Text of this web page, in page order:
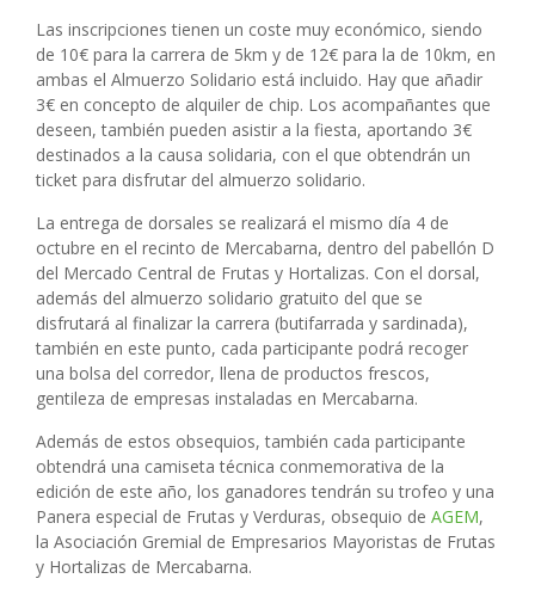
Las inscripciones tienen un coste muy económico, siendo
de 10€ para la carrera de 5km y de 12€ para la de 10km, en
ambas el Almuerzo Solidario está incluido. Hay que añadir
3€ en concepto de alquiler de chip. Los acompañantes que
deseen, también pueden asistir a la fiesta, aportando 3€
destinados a la causa solidaria, con el que obtendrán un
ticket para disfrutar del almuerzo solidario.
La entrega de dorsales se realizará el mismo día 4 de
octubre en el recinto de Mercabarna, dentro del pabellón D
del Mercado Central de Frutas y Hortalizas. Con el dorsal,
además del almuerzo solidario gratuito del que se
disfrutará al finalizar la carrera (butifarrada y sardinada),
también en este punto, cada participante podrá recoger
una bolsa del corredor, llena de productos frescos,
gentileza de empresas instaladas en Mercabarna.
Además de estos obsequios, también cada participante
obtendrá una camiseta técnica conmemorativa de la
edición de este año, los ganadores tendrán su trofeo y una
Panera especial de Frutas y Verduras, obsequio de AGEM,
la Asociación Gremial de Empresarios Mayoristas de Frutas
y Hortalizas de Mercabarna.